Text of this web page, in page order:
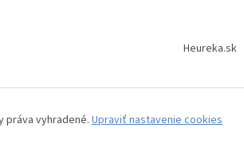
Heureka.sk
práva vyhradené.Upraviť nastavenie cookies